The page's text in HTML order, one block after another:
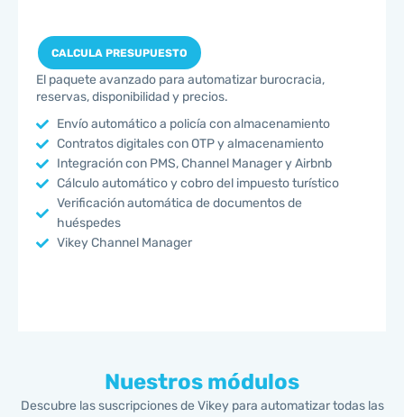
CALCULA PRESUPUESTO
El paquete avanzado para automatizar burocracia,
reservas, disponibilidad y precios.
Envío automático a policía con almacenamiento
Contratos digitales con OTP y almacenamiento
Integración con PMS, Channel Manager y Airbnb
Cálculo automático y cobro del impuesto turístico
Verificación automática de documentos de
huéspedes
Vikey Channel Manager
Nuestros módulos
Descubre las suscripciones de Vikey para automatizar todas las